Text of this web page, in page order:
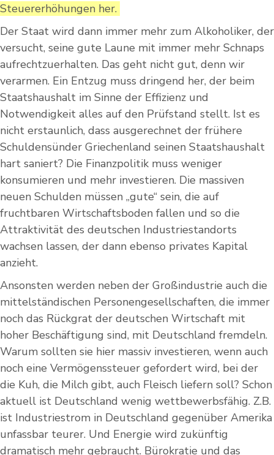
Steuererhöhungen her.
Der Staat wird dann immer mehr zum Alkoholiker, der
versucht, seine gute Laune mit immer mehr Schnaps
aufrechtzuerhalten. Das geht nicht gut, denn wir
verarmen. Ein Entzug muss dringend her, der beim
Staatshaushalt im Sinne der Effizienz und
Notwendigkeit alles auf den Prüfstand stellt. Ist es
nicht erstaunlich, dass ausgerechnet der frühere
Schuldensünder Griechenland seinen Staatshaushalt
hart saniert? Die Finanzpolitik muss weniger
konsumieren und mehr investieren. Die massiven
neuen Schulden müssen „gute“ sein, die auf
fruchtbaren Wirtschaftsboden fallen und so die
Attraktivität des deutschen Industriestandorts
wachsen lassen, der dann ebenso privates Kapital
anzieht.
Ansonsten werden neben der Großindustrie auch die
mittelständischen Personengesellschaften, die immer
noch das Rückgrat der deutschen Wirtschaft mit
hoher Beschäftigung sind, mit Deutschland fremdeln.
Warum sollten sie hier massiv investieren, wenn auch
noch eine Vermögenssteuer gefordert wird, bei der
die Kuh, die Milch gibt, auch Fleisch liefern soll? Schon
aktuell ist Deutschland wenig wettbewerbsfähig. Z.B.
ist Industriestrom in Deutschland gegenüber Amerika
unfassbar teurer. Und Energie wird zukünftig
dramatisch mehr gebraucht. Bürokratie und das